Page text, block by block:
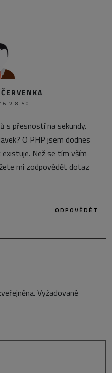
V 8:50
s přesností na sekundy.
O PHP jsem dodnes
Než se tím vším
mi zodpovědět dotaz
ODPOVĚDĚT
Vyžadované